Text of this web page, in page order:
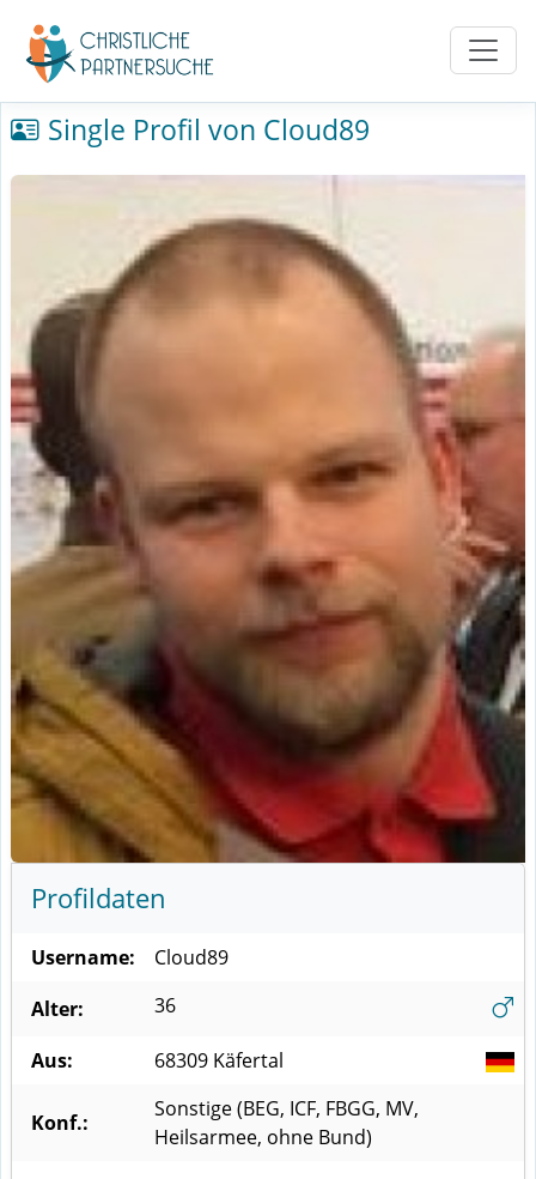
Single Profil von Cloud89
Profildaten
Username:
Cloud89
Alter:
36
Aus: 68309 Käfertal
Konf.:
Sonstige (BEG, ICF, FBGG, MV,
Heilsarmee, ohne Bund)